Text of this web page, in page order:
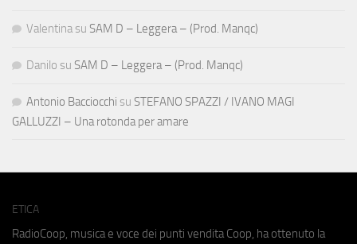
Valentina su SAM D – Leggera – (Prod. Manqc)
Danilo su SAM D – Leggera – (Prod. Manqc)
Antonio Bacciocchi su STEFANO SPAZZI / IVANO MAGI
GALLUZZI – Una rotonda per amare
ETICA
RadioCoop, musica e voce dei punti vendita Coop, ha ottenuto la